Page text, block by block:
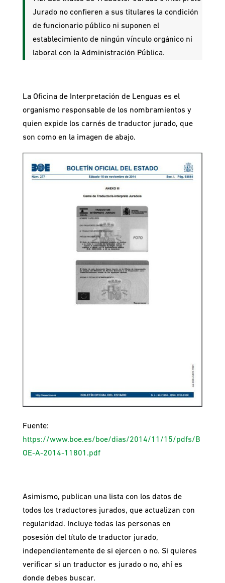
Jurado no confieren a sus titulares la condición
de funcionario público ni suponen el
establecimiento de ningún vínculo orgánico ni
laboral con la Administración Pública.
La Oficina de Interpretación de Lenguas es el
organismo responsable de los nombramientos y
quien expide los carnés de traductor jurado, que
son como en la imagen de abajo.
Fuente:
https://www.boe.es/boe/dias/2014/11/15/pdfs/B
OE-A-2014-11801.pdf
Asimismo, publican una lista con los datos de
todos los traductores jurados, que actualizan con
regularidad. Incluye todas las personas en
posesión del título de traductor jurado,
independientemente de si ejercen o no. Si quieres
verificar si un traductor es jurado o no, ahí es
donde debes buscar.